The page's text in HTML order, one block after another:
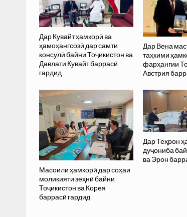
Дар Кувайт ҳамкорӣ ва
ҳамоҳангсозӣ дар самти
консулӣ байни Тоҷикистон ва
Давлати Кувайт баррасӣ
гардид
Дар Вена
таҳкими
фарҳангии
Австрия
Масоили ҳамкорӣ дар соҳаи
моликияти зеҳнӣ байни
Тоҷикистон ва Корея
баррасӣ гардид
Дар Теҳрон
дуҷониба
ва Эрон